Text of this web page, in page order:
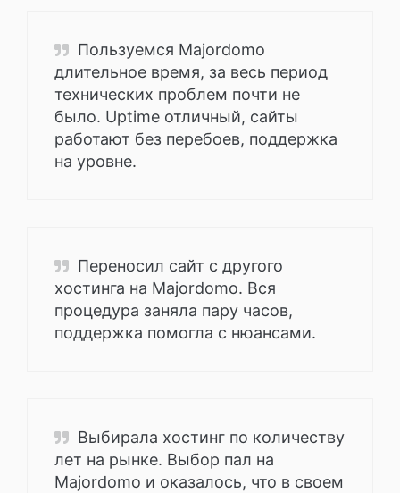
Пользуемся Majordomo
длительное время, за весь период
технических проблем почти не
было. Uptime отличный, сайты
работают без перебоев, поддержка
на уровне.
Переносил сайт с другого
хостинга на Majordomo. Вся
процедура заняла пару часов,
поддержка помогла с нюансами.
Выбирала хостинг по количеству
лет на рынке. Выбор пал на
Majordomo и оказалось, что в своем